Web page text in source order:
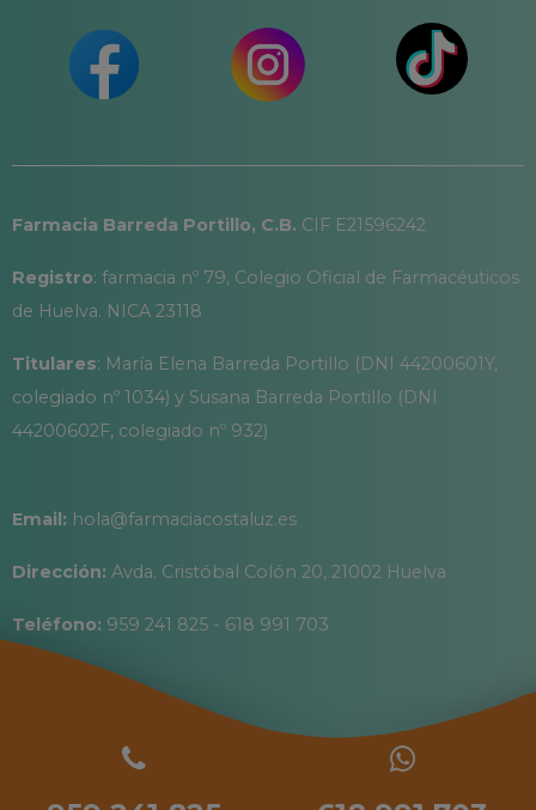
Farmacia Barreda Portillo, C.B. CIF E21596242
Registro: farmacia nº 79, Colegio Oficial de Farmacéuticos
de Huelva. NICA 23118
Titulares: María Elena Barreda Portillo (DNI 44200601Y,
colegiado nº 1034) y Susana Barreda Portillo (DNI
44200602F, colegiado nº 932)
Email: hola@farmaciacostaluz.es
Dirección: Avda. Cristóbal Colón 20, 21002 Huelva
Teléfono: 959 241 825 - 618 991 703